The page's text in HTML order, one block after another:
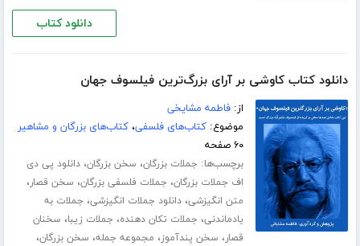
دانلود کتاب
دانلود کتاب کاوشی بر آرای بزرگ‌ترین فیلسوف جهان
از:فاطمه مشایخی
موضوع:کتاب‌های فلسفی،کتاب‌های بزرگان و مشاهیر
۶۰ صفحه
برچسب‌ها: جملات بزرگان، سخن بزرگان،دانلود پی دی
اف جملات بزرگان، جملات فلسفی بزرگان، سخن قصار،
متن انگیزشی،دانلود جملات انگیزشی، جملات به
یادماندنی، جملات تکان دهنده، جملات زیبا، سخنان
قصار، سخن پندآموز، مجموعه جمله، سخن بزرگان،